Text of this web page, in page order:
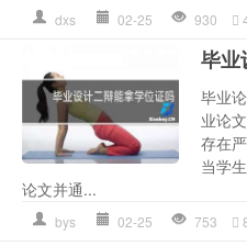
dxs 02-25 930
毕业
毕业
业论
存在
当学
论文并通...
bys 02-25 753